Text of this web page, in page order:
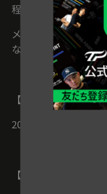
程でシステムメンテ
メンテナンス中は
ない時間が発生しま
【日時】
2026年7月8日（水）
【影響】